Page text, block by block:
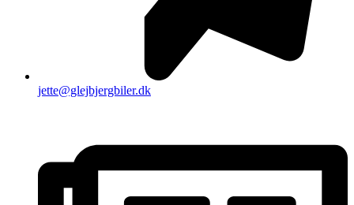
jette@glejbjergbiler.dk